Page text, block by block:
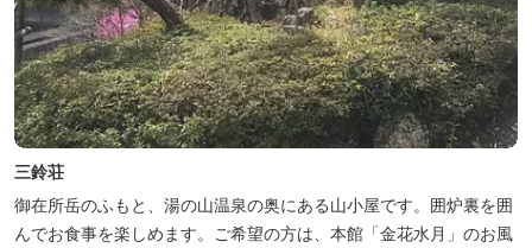
三鈴荘
御在所岳のふもと、湯の山温泉の奥にある山小屋です。囲炉裏を囲
んでお食事を楽しめます。ご希望の方は、本館「金花水月」のお風